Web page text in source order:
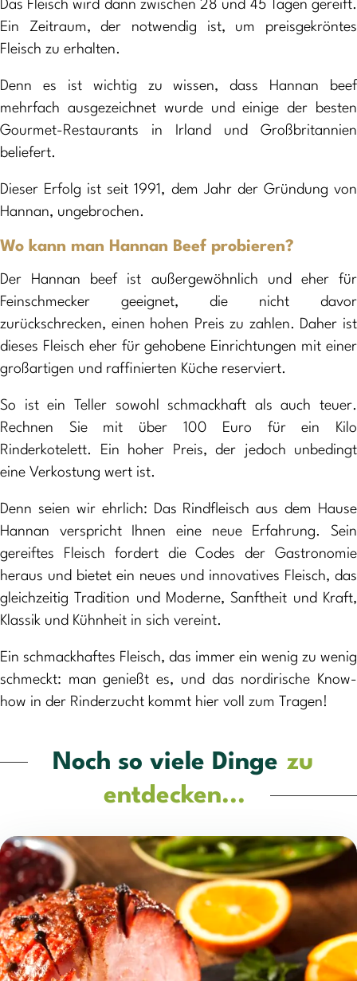
Das Fleisch wird dann zwischen 28 und 45 Tagen gereift.
Ein Zeitraum, der notwendig ist, um preisgekröntes
Fleisch zu erhalten.
Denn es ist wichtig zu wissen, dass Hannan beef
mehrfach ausgezeichnet wurde und einige der besten
Gourmet-Restaurants in Irland und Großbritannien
beliefert.
Dieser Erfolg ist seit 1991, dem Jahr der Gründung von
Hannan, ungebrochen.
Wo kann man Hannan Beef probieren?
Der Hannan beef ist außergewöhnlich und eher für
Feinschmecker geeignet, die nicht davor
zurückschrecken, einen hohen Preis zu zahlen. Daher ist
dieses Fleisch eher für gehobene Einrichtungen mit einer
großartigen und raffinierten Küche reserviert.
So ist ein Teller sowohl schmackhaft als auch teuer.
Rechnen Sie mit über 100 Euro für ein Kilo
Rinderkotelett. Ein hoher Preis, der jedoch unbedingt
eine Verkostung wert ist.
Denn seien wir ehrlich: Das Rindfleisch aus dem Hause
Hannan verspricht Ihnen eine neue Erfahrung. Sein
gereiftes Fleisch fordert die Codes der Gastronomie
heraus und bietet ein neues und innovatives Fleisch, das
gleichzeitig Tradition und Moderne, Sanftheit und Kraft,
Klassik und Kühnheit in sich vereint.
Ein schmackhaftes Fleisch, das immer ein wenig zu wenig
schmeckt: man genießt es, und das nordirische Know-
how in der Rinderzucht kommt hier voll zum Tragen!
Noch so viele Dinge zu
entdecken...